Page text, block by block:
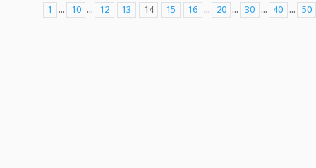
1 ... 10 ... 12 13 14 15 16 ... 20 ... 30 ... 40 ... 50